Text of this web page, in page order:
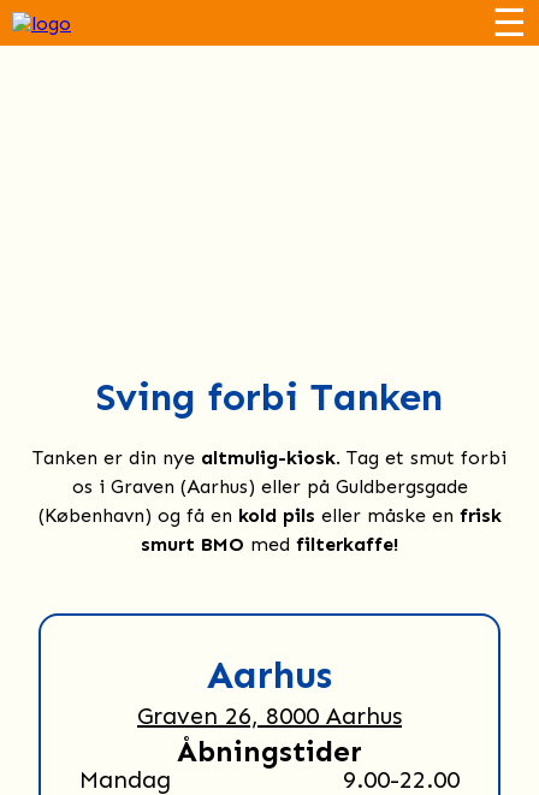
☰
Sving forbi Tanken
Tanken er din nye altmulig-kiosk. Tag et smut forbi
os i Graven (Aarhus) eller på Guldbergsgade
(København) og få en kold pils eller måske en frisk
smurt BMO med filterkaffe!
Aarhus
Graven 26, 8000 Aarhus
Åbningstider
Mandag
9.00-22.00